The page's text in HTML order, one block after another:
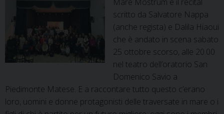
scritto da Salvatore Nappa
(anche regista) e Dalila Hiaoui
che è andato in scena sabato
25 ottobre scorso, alle 20.00
nel teatro dell’oratorio San
Domenico Savio a
Piedimonte Matese. E a raccontare tutto questo c’erano
loro, uomini e donne protagonisti delle traversate in mare o i